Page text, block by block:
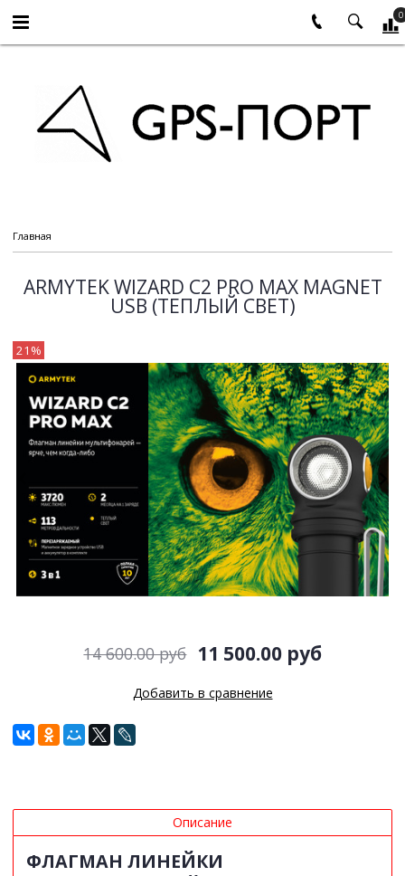
0
Главная
ARMYTEK WIZARD C2 PRO MAX MAGNET
USB (ТЕПЛЫЙ СВЕТ)
21%
14 600.00 руб 11 500.00 руб
Добавить в сравнение
Описание
ФЛАГМАН ЛИНЕЙКИ